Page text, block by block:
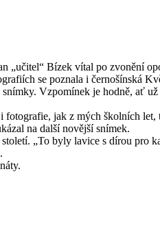
„učitel“ Bízek vítal po zvonění
se poznala i černošínská
snímky. Vzpomínek je hodně, ať
fotografie, jak z mých školních let,
na další novější snímek.
„To byly lavice s dírou pro